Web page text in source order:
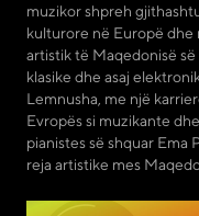
muzikor shpreh
kulturore në Europë
artistik të Maqedonisë
klasike dhe asaj
Lemnusha, me një
Evropës si muzikante
pianistes së shquar Ema
reja artistike mes